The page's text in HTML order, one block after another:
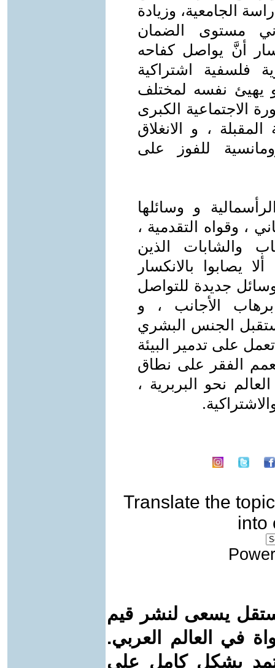
الجامعية، وزيادة
مستوى الضمان
أنَّ يواصل كفاحه
فلسفية اشتراكية
يهيئ نفسه لمختلف
الاجتماعية الكبرى
، و الانغلاق
للفوز على
و وسائلها
، وقواه التقدمية ،
والشابات الذين
يصابوا بالانكسار
جديدة للتواصل
الأجانب ، و
الجنس البشري
على تدمير البيئة
الفقر على نطاق
نحو البربرية ،
Translate the topic
into
يسعى لنشر قيم
في العالم العربي.
بشكل كامل على